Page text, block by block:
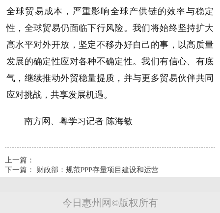
全球贸易成本，严重影响全球产供链的效率与稳定
性，全球贸易仍面临下行风险。我们将始终坚持扩大
高水平对外开放，坚定不移办好自己的事，以高质量
发展的确定性应对各种不确定性。我们有信心、有底
气，继续推动外贸稳量提质，并与更多贸易伙伴共同
应对挑战，共享发展机遇。
南方网、粤学习记者 陈海敏
上一篇：
下一篇： 财政部：规范PPP存量项目建设和运营
今日惠州网©版权所有